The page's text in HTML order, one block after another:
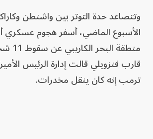
وتتصاعد حدة التوتر بين واشنطن
الأسبوع الماضي، أسفر هجوم عسكري
قارب فنزويلي قالت إدارة الرئيس
ترمب إنه كان ينقل مخدرات.